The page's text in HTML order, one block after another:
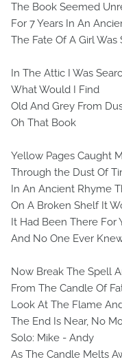
The Book Seemed
For 7 Years In An
The Fate Of A Girl Was
In The Attic I Was
What Would I Find
Old And Grey From
Oh That Book
Yellow Pages Caught
Through the Dust Of
In An Ancient Rhyme
On A Broken Shelf It
It Had Been There For
And No One Ever
Now Break The Spell
From The Candle Of
Look At The Flame
The End Is Near, No
Solo: Mike - Andy
As The Candle Melts